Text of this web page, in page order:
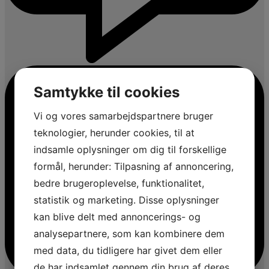
Samtykke til cookies
Vi og vores samarbejdspartnere bruger
teknologier, herunder cookies, til at
indsamle oplysninger om dig til forskellige
formål, herunder: Tilpasning af annoncering,
bedre brugeroplevelse, funktionalitet,
statistik og marketing. Disse oplysninger
kan blive delt med annoncerings- og
analysepartnere, som kan kombinere dem
med data, du tidligere har givet dem eller